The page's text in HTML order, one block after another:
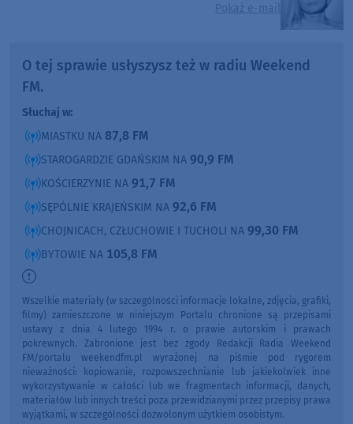
Pokaż e-mail
O tej sprawie usłyszysz też w radiu Weekend
FM.
Słuchaj w:
MIASTKU NA 87,8 FM
STAROGARDZIE GDAŃSKIM NA 90,9 FM
KOŚCIERZYNIE NA 91,7 FM
SĘPÓLNIE KRAJEŃSKIM NA 92,6 FM
CHOJNICACH, CZŁUCHOWIE I TUCHOLI NA 99,30 FM
BYTOWIE NA 105,8 FM
Wszelkie materiały (w szczególności informacje lokalne, zdjęcia, grafiki,
filmy) zamieszczone w niniejszym Portalu chronione są przepisami
ustawy z dnia 4 lutego 1994 r. o prawie autorskim i prawach
pokrewnych. Zabronione jest bez zgody Redakcji Radia Weekend
FM/portalu weekendfm.pl wyrażonej na piśmie pod rygorem
nieważności: kopiowanie, rozpowszechnianie lub jakiekolwiek inne
wykorzystywanie w całości lub we fragmentach informacji, danych,
materiałów lub innych treści poza przewidzianymi przez przepisy prawa
wyjątkami, w szczególności dozwolonym użytkiem osobistym.